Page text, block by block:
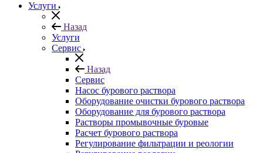
Услуги
Назад
Услуги
Сервис
Назад
Сервис
Насос бурового раствора
Оборудование очистки бурового раствора
Оборудование для бурового раствора
Растворы промывочные буровые
Расчет бурового раствора
Регулирование фильтрации и реологии